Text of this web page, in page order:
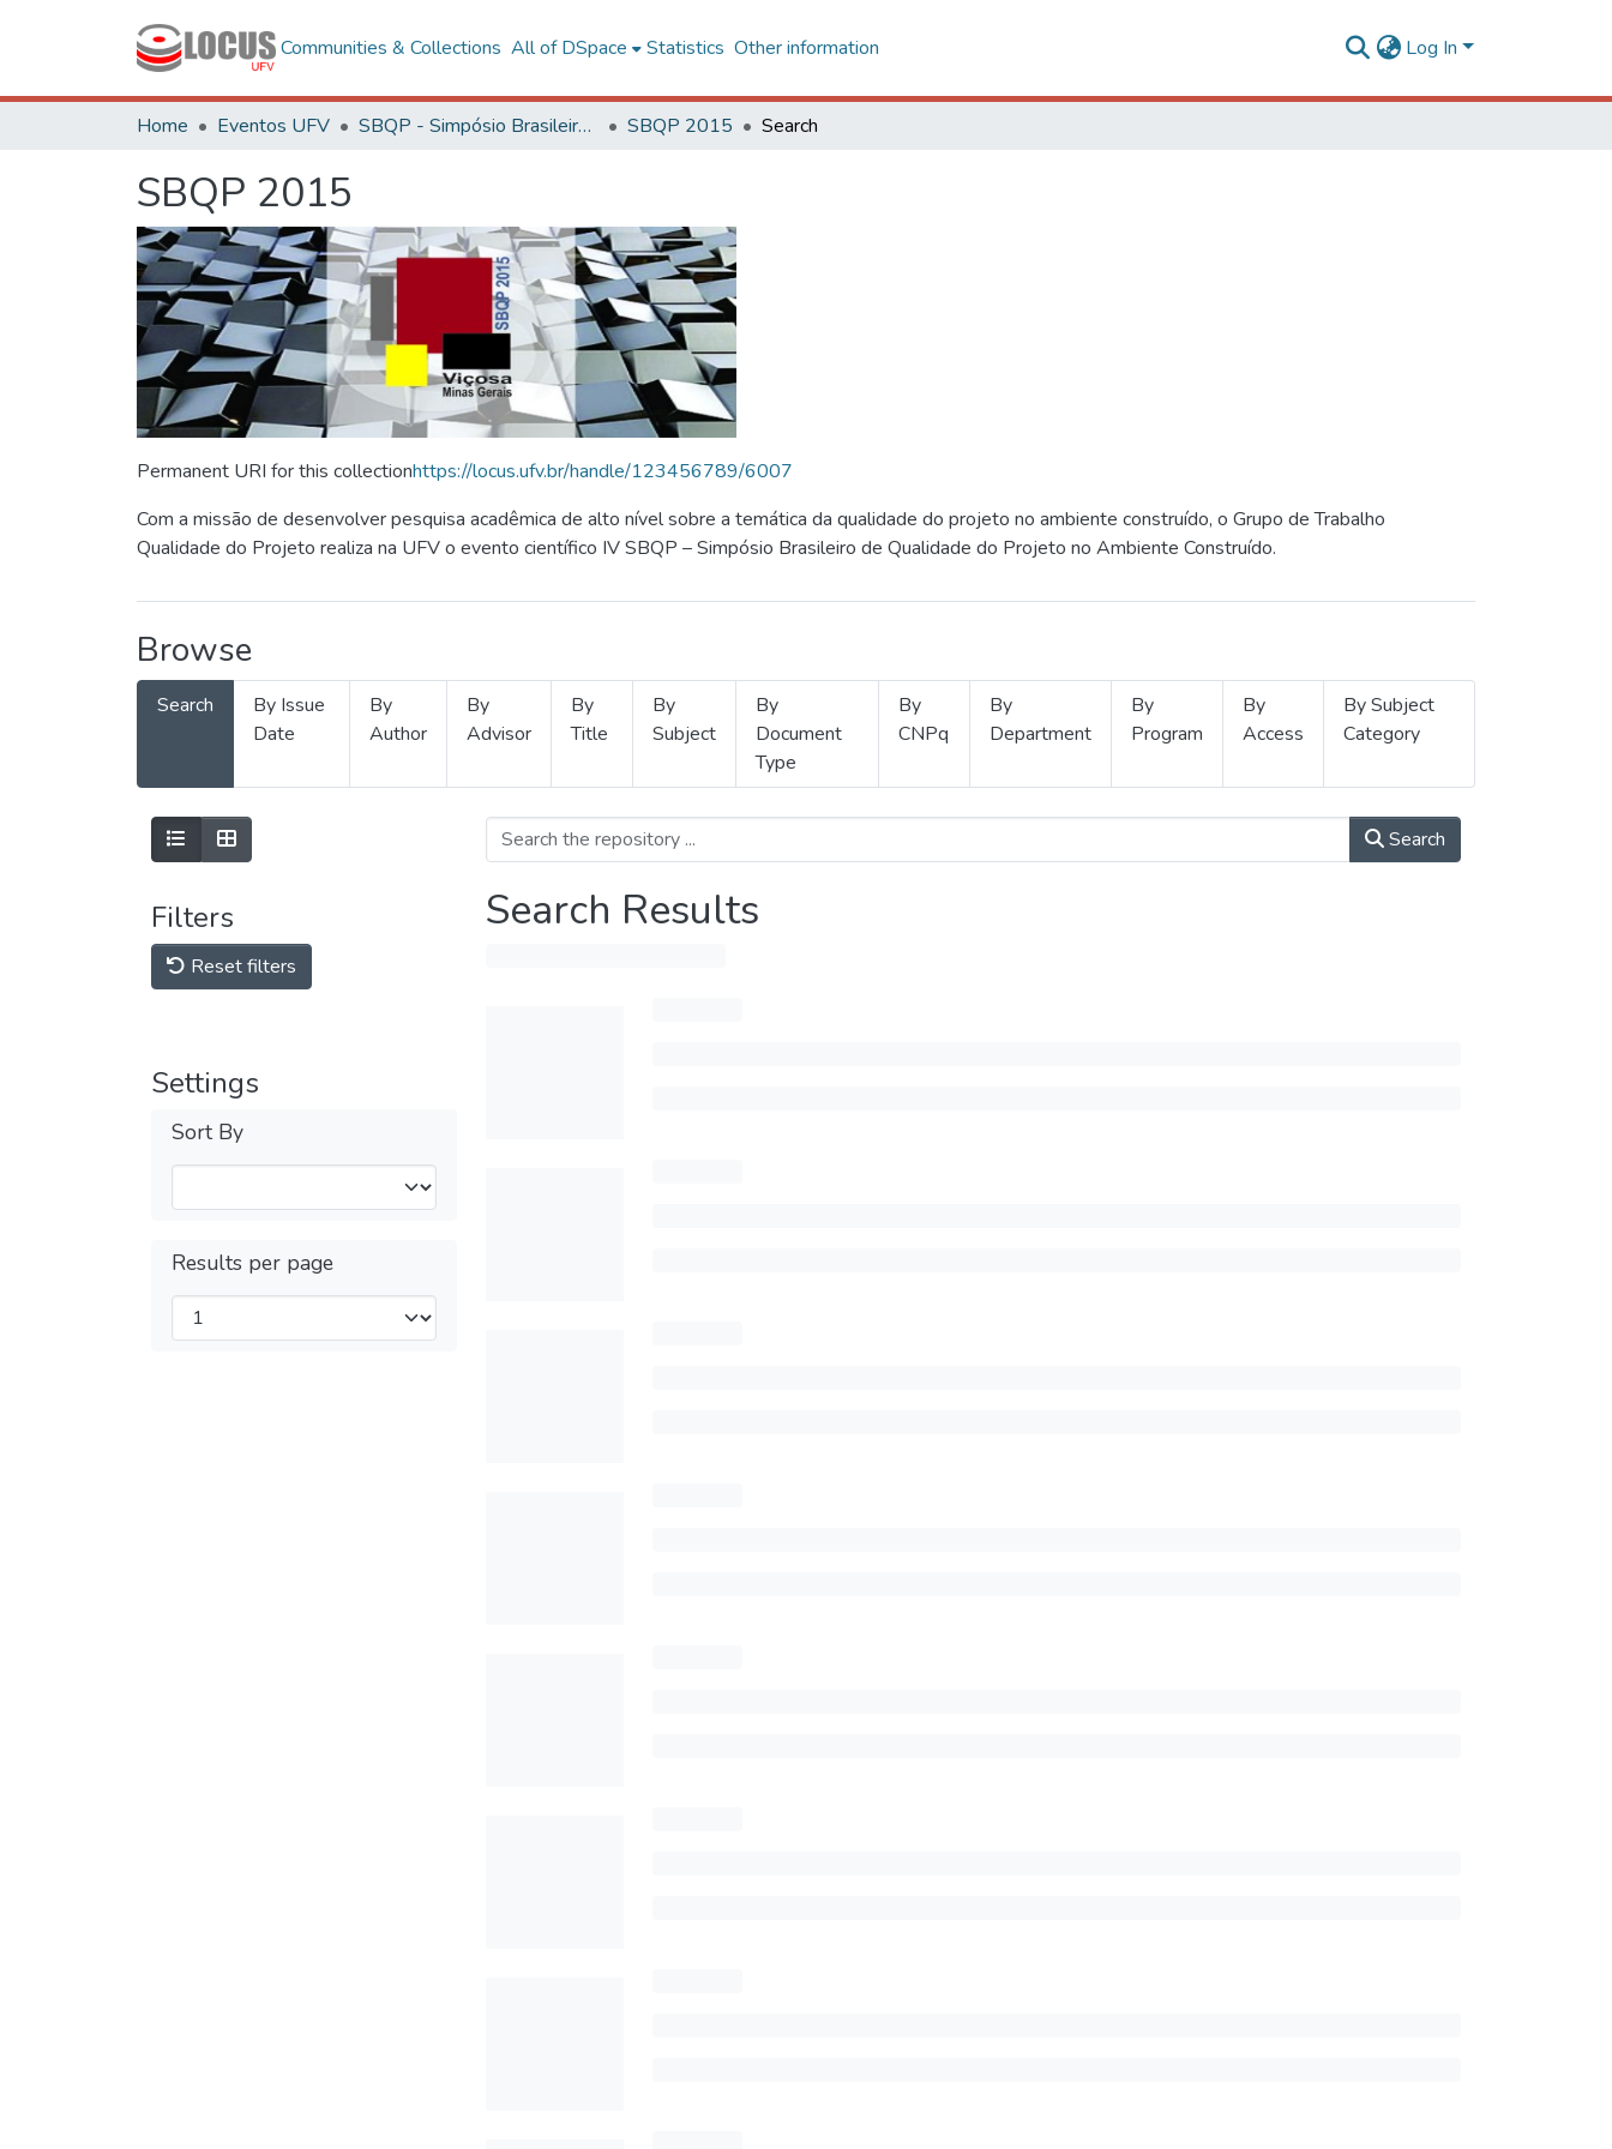
Communities & Collections All of DSpace Statistics Other information Log In
Home Eventos UFV SBQP - Simpósio Brasileiro de Qualidade do Projeto no Ambiente Construído SBQP 2015 Search
SBQP 2015
Permanent URI for this collectionhttps://locus.ufv.br/handle/123456789/6007
Com a missão de desenvolver pesquisa acadêmica de alto nível sobre a temática da qualidade do projeto no ambiente construído, o Grupo de Trabalho
Qualidade do Projeto realiza na UFV o evento científico IV SBQP – Simpósio Brasileiro de Qualidade do Projeto no Ambiente Construído.
Browse
Search
By Issue
Date
By
Author
By
Advisor
By
Title
By
Subject
By
Document
Type
By
CNPq
By
Department
By
Program
By
Access
By Subject
Category
Filters
Reset filters
Settings
Sort By
Results per page
Search
Search Results